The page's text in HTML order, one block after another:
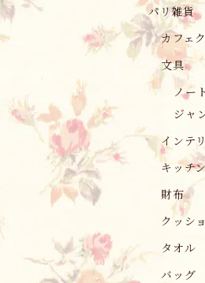
パリ雑貨
カフェ
文具
ノー
ジャ
インテ
キッチ
財布
クッシ
タオル
バッグ